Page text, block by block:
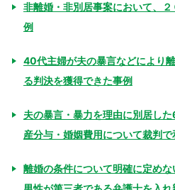
非離婚・非別居事案において、
例
40代主婦が夫の暴言などにより
る判決を獲得できた事例
夫の暴言・暴力を理由に別居し
産分与・婚姻費用について裁判
離婚の条件について明確に定め